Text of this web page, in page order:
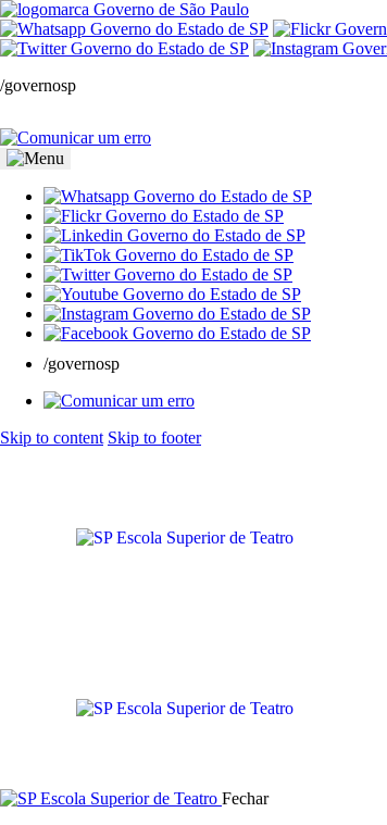
/governosp
/governosp
Skip to content Skip to footer
Fechar